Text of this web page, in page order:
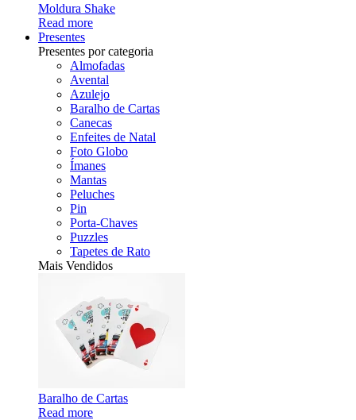
Moldura Shake
Read more
Presentes
Presentes por categoria
Almofadas
Avental
Azulejo
Baralho de Cartas
Canecas
Enfeites de Natal
Foto Globo
Ímanes
Mantas
Peluches
Pin
Porta-Chaves
Puzzles
Tapetes de Rato
Mais Vendidos
Baralho de Cartas
Read more